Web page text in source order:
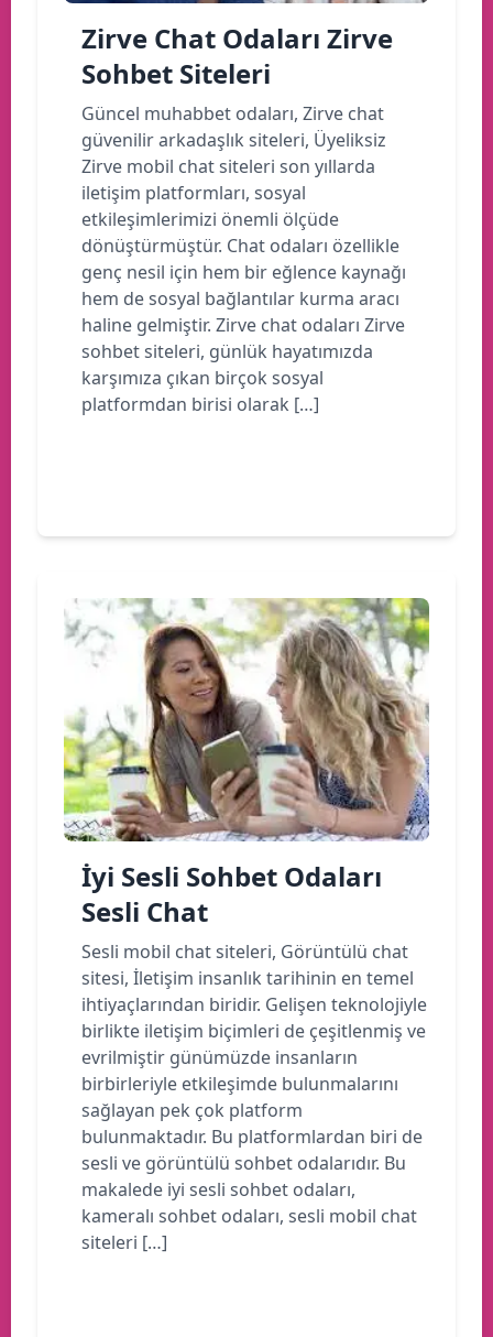
Zirve Chat Odaları Zirve
Sohbet Siteleri
Güncel muhabbet odaları, Zirve chat
güvenilir arkadaşlık siteleri, Üyeliksiz
Zirve mobil chat siteleri son yıllarda
iletişim platformları, sosyal
etkileşimlerimizi önemli ölçüde
dönüştürmüştür. Chat odaları özellikle
genç nesil için hem bir eğlence kaynağı
hem de sosyal bağlantılar kurma aracı
haline gelmiştir. Zirve chat odaları Zirve
sohbet siteleri, günlük hayatımızda
karşımıza çıkan birçok sosyal
platformdan birisi olarak […]
İyi Sesli Sohbet Odaları
Sesli Chat
Sesli mobil chat siteleri, Görüntülü chat
sitesi, İletişim insanlık tarihinin en temel
ihtiyaçlarından biridir. Gelişen teknolojiyle
birlikte iletişim biçimleri de çeşitlenmiş ve
evrilmiştir günümüzde insanların
birbirleriyle etkileşimde bulunmalarını
sağlayan pek çok platform
bulunmaktadır. Bu platformlardan biri de
sesli ve görüntülü sohbet odalarıdır. Bu
makalede iyi sesli sohbet odaları,
kameralı sohbet odaları, sesli mobil chat
siteleri […]